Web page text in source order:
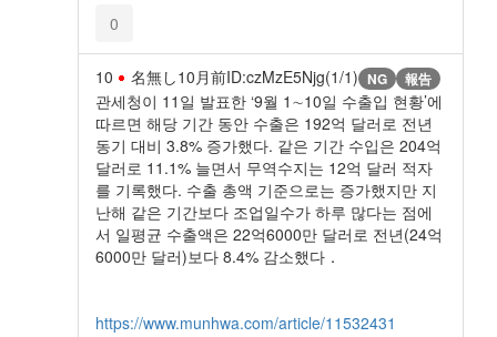
0
10 名無し10月前ID:czMzE5Njg(1/1) NG 報告
관세청이 11일 발표한 ‘9월 1∼10일 수출입 현황’에
따르면 해당 기간 동안 수출은 192억 달러로 전년
동기 대비 3.8% 증가했다. 같은 기간 수입은 204억
달러로 11.1% 늘면서 무역수지는 12억 달러 적자
를 기록했다. 수출 총액 기준으로는 증가했지만 지
난해 같은 기간보다 조업일수가 하루 많다는 점에
서 일평균 수출액은 22억6000만 달러로 전년(24억
6000만 달러)보다 8.4% 감소했다．
https://www.munhwa.com/article/11532431